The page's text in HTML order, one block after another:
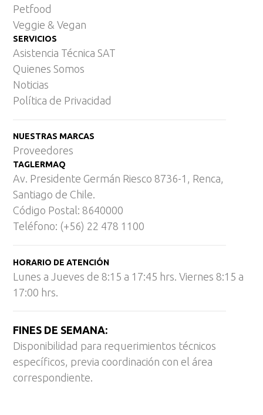
Petfood
Veggie & Vegan
SERVICIOS
Asistencia Técnica SAT
Quienes Somos
Noticias
Política de Privacidad
NUESTRAS MARCAS
Proveedores
TAGLERMAQ
Av. Presidente Germán Riesco 8736-1, Renca,
Santiago de Chile.
Código Postal: 8640000
Teléfono: (+56) 22 478 1100
HORARIO DE ATENCIÓN
Lunes a Jueves de 8:15 a 17:45 hrs. Viernes 8:15 a
17:00 hrs.
FINES DE SEMANA:
Disponibilidad para requerimientos técnicos
específicos, previa coordinación con el área
correspondiente.